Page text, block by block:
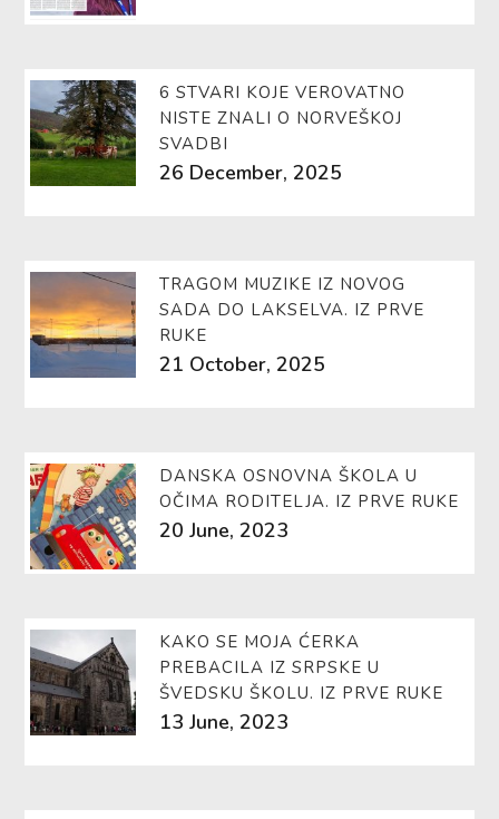
6 STVARI KOJE VEROVATNO
NISTE ZNALI O NORVEŠKOJ
SVADBI
26 December, 2025
TRAGOM MUZIKE IZ NOVOG
SADA DO LAKSELVA. IZ PRVE
RUKE
21 October, 2025
DANSKA OSNOVNA ŠKOLA U
OČIMA RODITELJA. IZ PRVE RUKE
20 June, 2023
KAKO SE MOJA ĆERKA
PREBACILA IZ SRPSKE U
ŠVEDSKU ŠKOLU. IZ PRVE RUKE
13 June, 2023